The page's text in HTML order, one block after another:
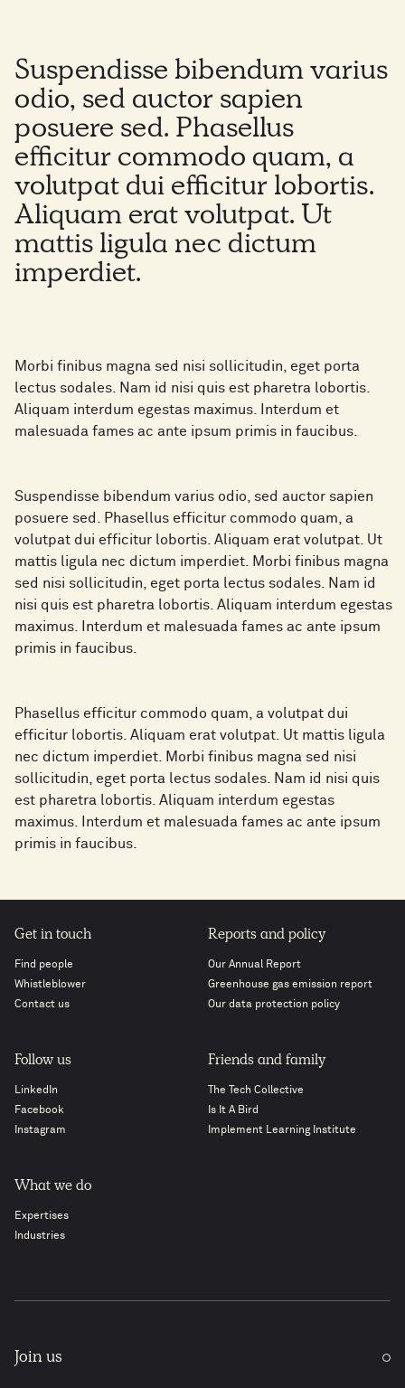
Suspendisse bibendum varius
odio, sed auctor sapien
posuere sed. Phasellus
efficitur commodo quam, a
volutpat dui efficitur lobortis.
Aliquam erat volutpat. Ut
mattis ligula nec dictum
imperdiet.
Morbi finibus magna sed nisi sollicitudin, eget porta
lectus sodales. Nam id nisi quis est pharetra lobortis.
Aliquam interdum egestas maximus. Interdum et
malesuada fames ac ante ipsum primis in faucibus.
Suspendisse bibendum varius odio, sed auctor sapien
posuere sed. Phasellus efficitur commodo quam, a
volutpat dui efficitur lobortis. Aliquam erat volutpat. Ut
mattis ligula nec dictum imperdiet. Morbi finibus magna
sed nisi sollicitudin, eget porta lectus sodales. Nam id
nisi quis est pharetra lobortis. Aliquam interdum egestas
maximus. Interdum et malesuada fames ac ante ipsum
primis in faucibus.
Phasellus efficitur commodo quam, a volutpat dui
efficitur lobortis. Aliquam erat volutpat. Ut mattis ligula
nec dictum imperdiet. Morbi finibus magna sed nisi
sollicitudin, eget porta lectus sodales. Nam id nisi quis
est pharetra lobortis. Aliquam interdum egestas
maximus. Interdum et malesuada fames ac ante ipsum
primis in faucibus.
Get in touch
Find people
Whistleblower
Contact us
Reports and policy
Our Annual Report
Greenhouse gas emission report
Our data protection policy
Follow us
LinkedIn
Facebook
Instagram
Friends and family
The Tech Collective
Is It A Bird
Implement Learning Institute
What we do
Expertises
Industries
Join us